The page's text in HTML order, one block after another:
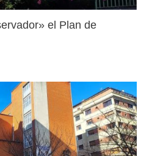
el Plan de